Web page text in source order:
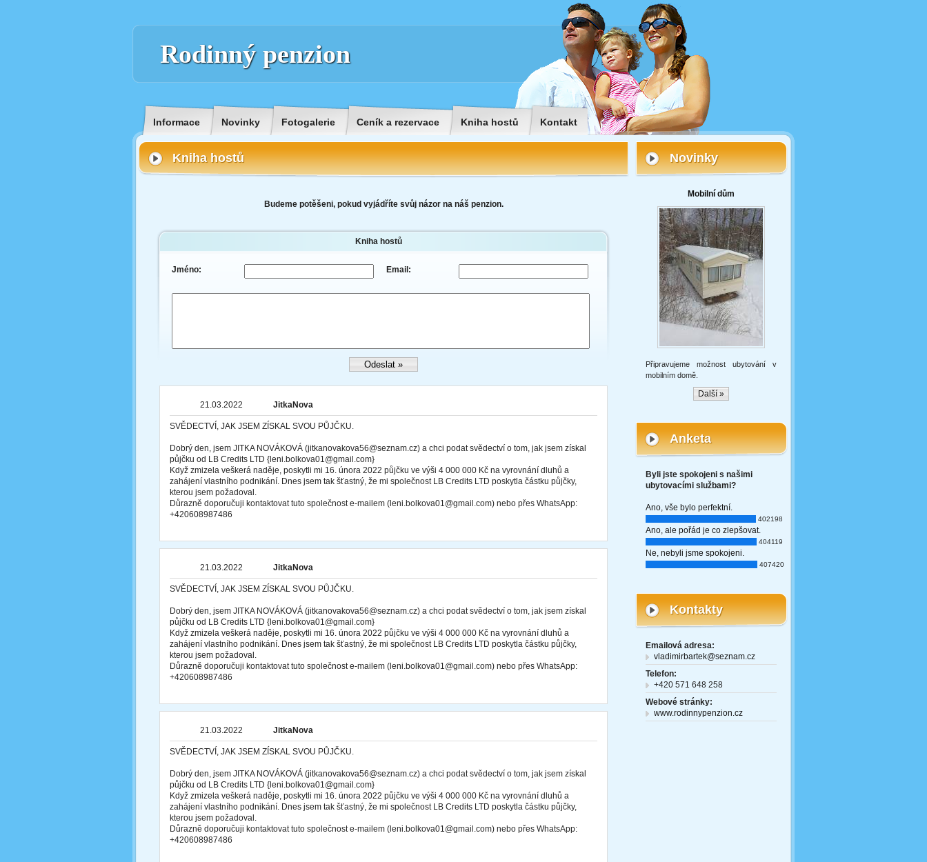
Rodinný penzion
Informace Novinky Fotogalerie Ceník a rezervace Kniha hostů Kontakt
Kniha hostů
Budeme potěšeni, pokud vyjádříte svůj názor na náš penzion.
Kniha hostů
Jméno: Email:
21.03.2022 JitkaNova
SVĚDECTVÍ, JAK JSEM ZÍSKAL SVOU PŮJČKU.
Dobrý den, jsem JITKA NOVÁKOVÁ (jitkanovakova56@seznam.cz) a chci podat svědectví o tom, jak jsem získal
půjčku od LB Credits LTD {leni.bolkova01@gmail.com}
Když zmizela veškerá naděje, poskytli mi 16. února 2022 půjčku ve výši 4 000 000 Kč na vyrovnání dluhů a
zahájení vlastního podnikání. Dnes jsem tak šťastný, že mi společnost LB Credits LTD poskytla částku půjčky,
kterou jsem požadoval.
Důrazně doporučuji kontaktovat tuto společnost e-mailem (leni.bolkova01@gmail.com) nebo přes WhatsApp:
+420608987486
21.03.2022 JitkaNova
SVĚDECTVÍ, JAK JSEM ZÍSKAL SVOU PŮJČKU.
Dobrý den, jsem JITKA NOVÁKOVÁ (jitkanovakova56@seznam.cz) a chci podat svědectví o tom, jak jsem získal
půjčku od LB Credits LTD {leni.bolkova01@gmail.com}
Když zmizela veškerá naděje, poskytli mi 16. února 2022 půjčku ve výši 4 000 000 Kč na vyrovnání dluhů a
zahájení vlastního podnikání. Dnes jsem tak šťastný, že mi společnost LB Credits LTD poskytla částku půjčky,
kterou jsem požadoval.
Důrazně doporučuji kontaktovat tuto společnost e-mailem (leni.bolkova01@gmail.com) nebo přes WhatsApp:
+420608987486
21.03.2022 JitkaNova
SVĚDECTVÍ, JAK JSEM ZÍSKAL SVOU PŮJČKU.
Dobrý den, jsem JITKA NOVÁKOVÁ (jitkanovakova56@seznam.cz) a chci podat svědectví o tom, jak jsem získal
půjčku od LB Credits LTD {leni.bolkova01@gmail.com}
Když zmizela veškerá naděje, poskytli mi 16. února 2022 půjčku ve výši 4 000 000 Kč na vyrovnání dluhů a
zahájení vlastního podnikání. Dnes jsem tak šťastný, že mi společnost LB Credits LTD poskytla částku půjčky,
kterou jsem požadoval.
Důrazně doporučuji kontaktovat tuto společnost e-mailem (leni.bolkova01@gmail.com) nebo přes WhatsApp:
+420608987486
Novinky
Mobilní dům
Připravujeme možnost ubytování v
mobilním domě.
Další »
Anketa
Byli jste spokojeni s našimi
ubytovacími službami?
Ano, vše bylo perfektní.
402198
Ano, ale pořád je co zlepšovat.
404119
Ne, nebyli jsme spokojeni.
407420
Kontakty
Emailová adresa:
vladimirbartek@seznam.cz
Telefon:
+420 571 648 258
Webové stránky:
www.rodinnypenzion.cz